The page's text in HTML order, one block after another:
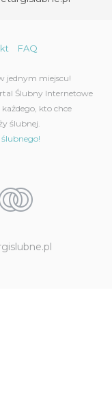
FAQ
jednym miejscu!
Ślubny Internetowe
kto chce
ślubnej.